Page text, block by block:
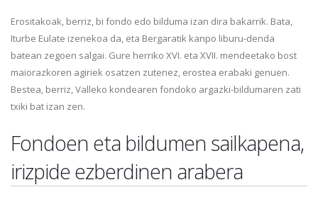
Erositakoak, berriz, bi fondo edo bilduma izan dira bakarrik. Bata,
Iturbe Eulate izenekoa da, eta Bergaratik kanpo liburu-denda
batean zegoen salgai. Gure herriko XVI. eta XVII. mendeetako bost
maiorazkoren agiriek osatzen zutenez, erostea erabaki genuen.
Bestea, berriz, Valleko kondearen fondoko argazki-bildumaren zati
txiki bat izan zen.
Fondoen eta bildumen sailkapena,
irizpide ezberdinen arabera